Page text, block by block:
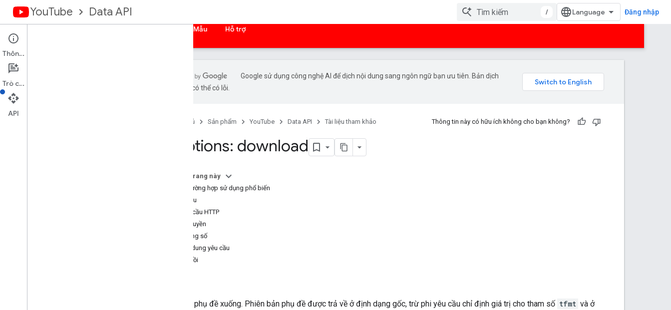
YouTube Data API / Đăng nhập
Mẫu Hỗ trợ
Tổng quan
Hoạt động
Google sử dụng công nghệ AI để dịch nội dung sang ngôn ngữ bạn ưu tiên. Bản dịch
bằng AI có thể có lỗi.
Trang chủ Sản phẩm YouTube Data API Tài liệu tham khảo Thông tin này có hữu ích không cho bạn không?
Captions: download
Trên trang này
Các trường hợp sử dụng phổ biến
Yêu cầu
Yêu cầu HTTP
Ủy quyền
Thông số
Nội dung yêu cầu
Phản hồi
Tải bản phụ đề xuống. Phiên bản phụ đề được trả về ở định dạng gốc, trừ phi yêu cầu chỉ định giá trị cho tham số tfmt và ở
Thông tin
Trò chuyện
API